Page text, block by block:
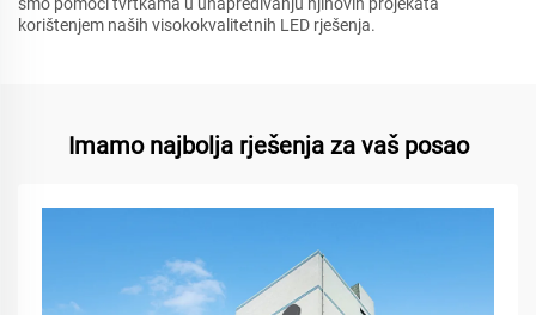
korištenjem naših visokokvalitetnih LED rješenja.
Imamo najbolja rješenja za vaš posao